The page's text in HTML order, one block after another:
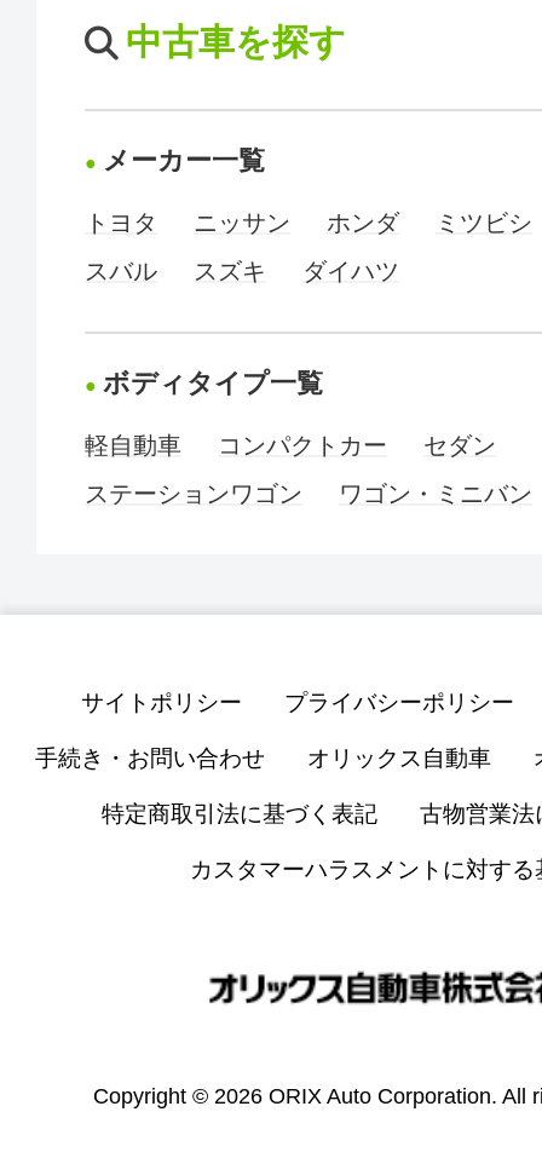
中古車を探す
メーカー一覧
トヨタ ニッサン ホンダ
ミツビシ
スバル
スズキ ダイハツ
ボディタイプ一覧
軽自動車 コンパクトカー
セダン
ステーションワゴン
ワゴン・ミニバン
サイトポリシー プライバシーポリシー
手続き・お問い合わせ オリックス自動車
特定商取引法に基づく表記 古物営業法
カスタマーハラスメントに対する
Copyright © 2026 ORIX Auto Corporation. All